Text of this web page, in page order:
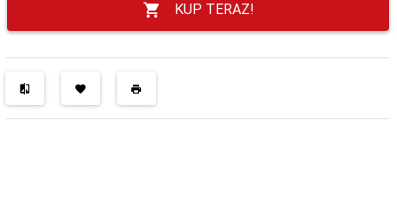
KUP TERAZ!